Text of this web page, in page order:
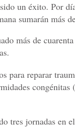
un éxito. Por
sumarán más
más de
para reparar
congénitas
tres jornadas en